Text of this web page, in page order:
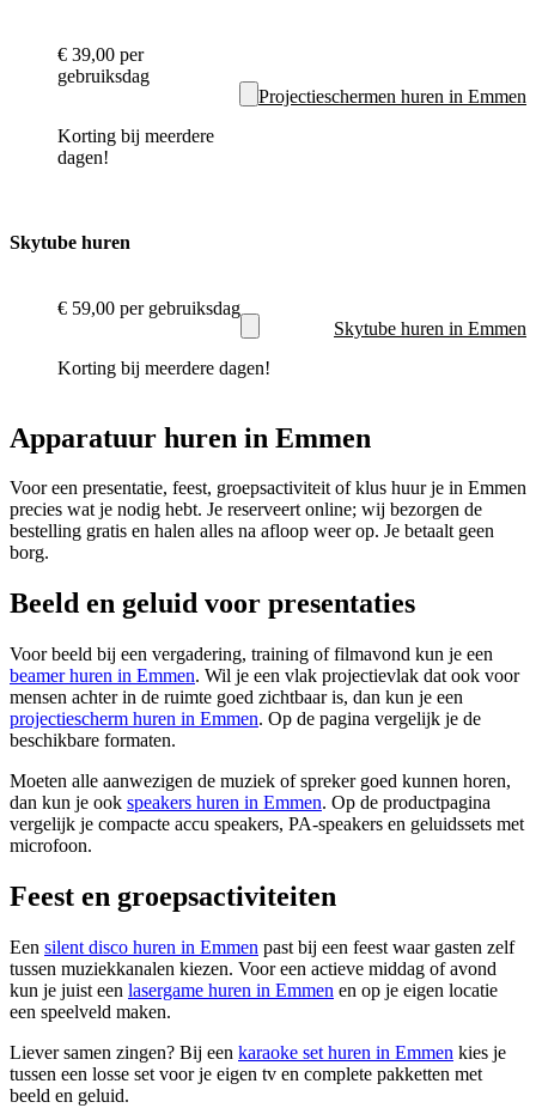
€ 39,00 per
gebruiksdag
Korting bij meerdere
dagen!
Projectieschermen huren in Emmen
Skytube huren
€ 59,00 per gebruiksdag
Korting bij meerdere dagen!
Skytube huren in Emmen
Apparatuur huren in Emmen
Voor een presentatie, feest, groepsactiviteit of klus huur je in Emmen
precies wat je nodig hebt. Je reserveert online; wij bezorgen de
bestelling gratis en halen alles na afloop weer op. Je betaalt geen
borg.
Beeld en geluid voor presentaties
Voor beeld bij een vergadering, training of filmavond kun je een
beamer huren in Emmen. Wil je een vlak projectievlak dat ook voor
mensen achter in de ruimte goed zichtbaar is, dan kun je een
projectiescherm huren in Emmen. Op de pagina vergelijk je de
beschikbare formaten.
Moeten alle aanwezigen de muziek of spreker goed kunnen horen,
dan kun je ook speakers huren in Emmen. Op de productpagina
vergelijk je compacte accu speakers, PA-speakers en geluidssets met
microfoon.
Feest en groepsactiviteiten
Een silent disco huren in Emmen past bij een feest waar gasten zelf
tussen muziekkanalen kiezen. Voor een actieve middag of avond
kun je juist een lasergame huren in Emmen en op je eigen locatie
een speelveld maken.
Liever samen zingen? Bij een karaoke set huren in Emmen kies je
tussen een losse set voor je eigen tv en complete pakketten met
beeld en geluid.